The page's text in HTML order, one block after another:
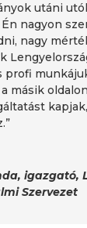
utáni
nagyon
nagy
profi
másik
igazgató,
Szervezet